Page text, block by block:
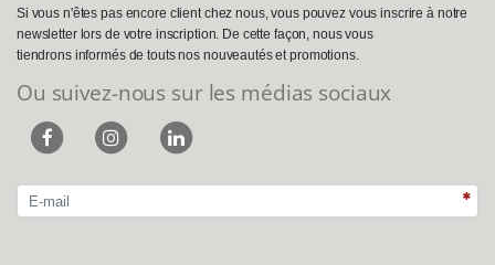
Si vous n'êtes pas encore client chez nous, vous pouvez vous inscrire à notre
newsletter lors de votre inscription. De cette façon, nous vous
tiendrons informés de touts nos nouveautés et promotions.
Ou suivez-nous sur les médias sociaux